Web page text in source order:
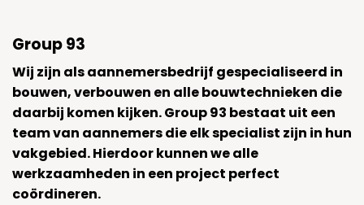
Group 93
Wij zijn als aannemersbedrijf gespecialiseerd in
bouwen, verbouwen en alle bouwtechnieken die
daarbij komen kijken. Group 93 bestaat uit een
team van aannemers die elk specialist zijn in hun
vakgebied. Hierdoor kunnen we alle
werkzaamheden in een project perfect
coördineren.